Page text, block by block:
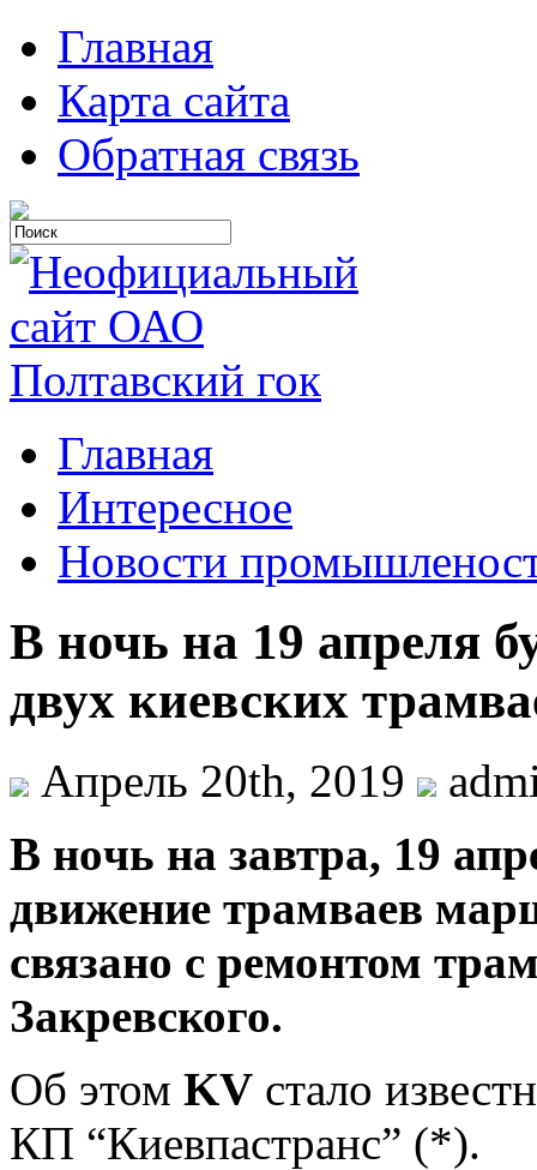
Главная
Карта сайта
Обратная связь
Главная
Интересное
Новости
В ночь на 19 апреля
двух киевских
Апрель 20th, 2019
В нoчь нa завтра, 19
движение трамваев
связано с ремонтом
Закревского.
Об этом KV стало
КП “Киевпастранс” (*).